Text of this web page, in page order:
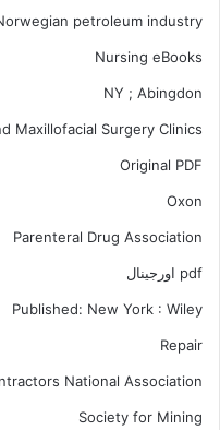
petroleum industry
Nursing eBooks
NY ; Abingdon
Maxillofacial Surgery Clinics
Original PDF
Oxon
Parenteral Drug Association
pdf اورجینال
Published: New York : Wiley
Repair
National Association
Society for Mining